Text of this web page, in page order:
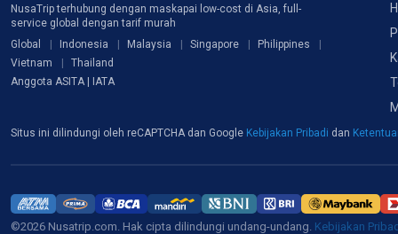
NusaTrip terhubung dengan maskapai low-cost di Asia, full-
service global dengan tarif murah
Global
Indonesia Malaysia Singapore
Philippines
Vietnam
Thailand
Anggota ASITA | IATA
Situs ini dilindungi oleh reCAPTCHA dan Google Kebijakan Pribadi dan
©2026 Nusatrip.com. Hak cipta dilindungi undang-undang. Kebijakan